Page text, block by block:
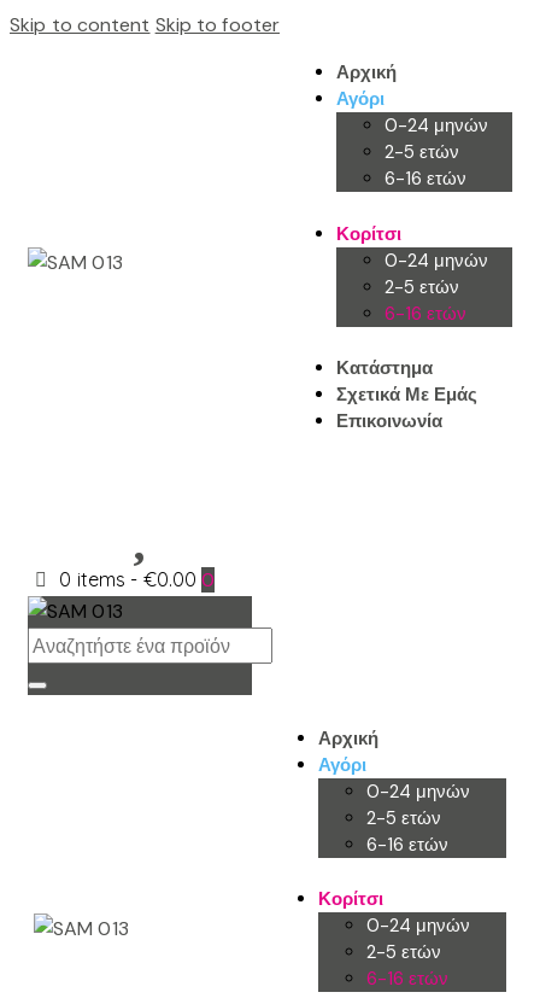
Skip to content Skip to footer
Αρχική
Αγόρι
0-24 μηνών
2-5 ετών
6-16 ετών
Κορίτσι
0-24 μηνών
2-5 ετών
6-16 ετών
Κατάστημα
Σχετικά Με Εμάς
Επικοινωνία
0 items - €0.00 0
Αρχική
Αγόρι
0-24 μηνών
2-5 ετών
6-16 ετών
Κορίτσι
0-24 μηνών
2-5 ετών
6-16 ετών